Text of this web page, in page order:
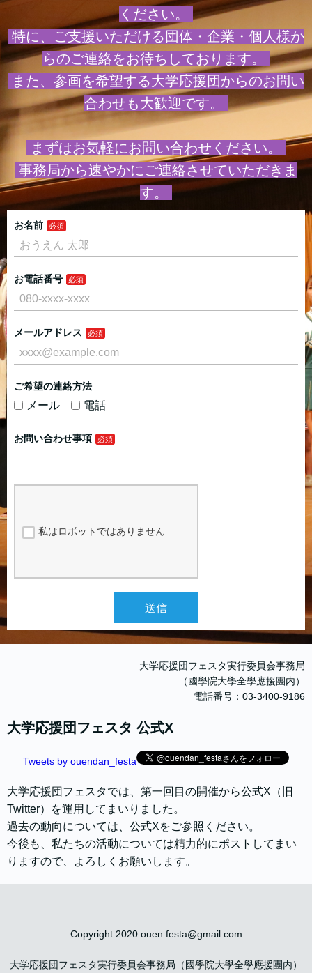
ください。
特に、ご支援いただける団体・企業・個人様か
らのご連絡をお待ちしております。
また、参画を希望する大学応援団からのお問い
合わせも大歓迎です。
まずはお気軽にお問い合わせください。
事務局から速やかにご連絡させていただきま
す。
お名前
お電話番号
メールアドレス
ご希望の連絡方法
メール 電話
お問い合わせ事項
私はロボットではありません
送信
大学応援団フェスタ実行委員会事務局
（國學院大學全學應援團内）
電話番号：03-3400-9186
大学応援団フェスタ 公式X
Tweets by ouendan_festa
大学応援団フェスタでは、第一回目の開催から公式X（旧
Twitter）を運用してまいりました。
過去の動向については、公式Xをご参照ください。
今後も、私たちの活動については精力的にポストしてまい
りますので、よろしくお願いします。
Copyright 2020 ouen.festa@gmail.com
大学応援団フェスタ実行委員会事務局（國學院大學全學應援團内）